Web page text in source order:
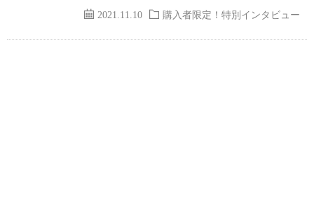
2021.11.10 購入者限定！特別インタビュー